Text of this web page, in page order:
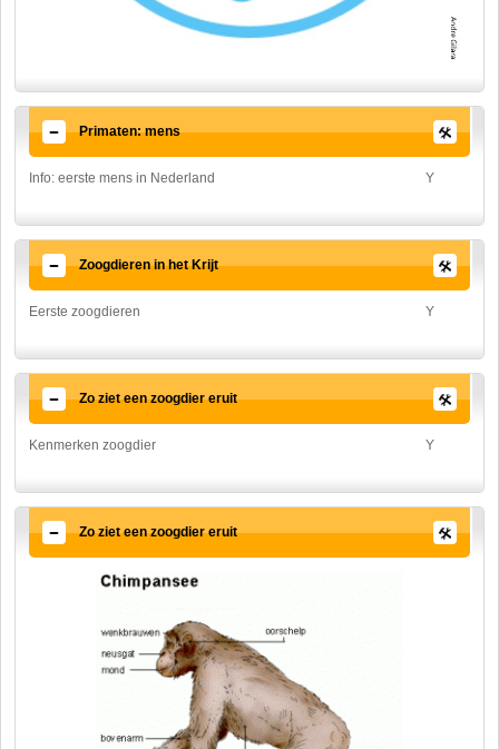
Primaten: mens
Info: eerste mens in Nederland Y
Zoogdieren in het Krijt
Eerste zoogdieren Y
Zo ziet een zoogdier eruit
Kenmerken zoogdier Y
Zo ziet een zoogdier eruit